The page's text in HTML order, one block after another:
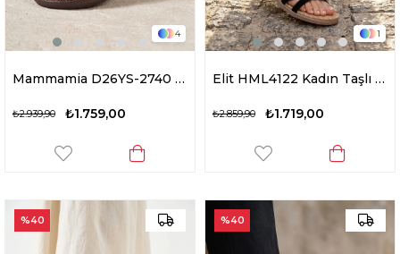
4
Mammamia D26YS-2740 Kadın Hakiki Deri Düz Sandalet Kırmızı
₺1.759,00
₺2.939,90
1
Elit HML4122 Kadın Taşlı Düz Sandalet Siyah
₺1.719,00
₺2.859,90
%40 %40